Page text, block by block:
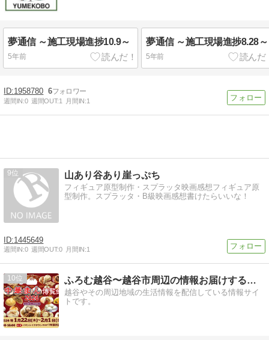
夢通信 ～施工現場進捗10.9～
5年前
夢通信 ～施工現場進捗8.28～
5年前
1958780 6
週間IN:0 週間OUT:1 月間IN:1
9 山あり谷あり崖っぷち
フィギュア原型制作・スプラッタ映画感想フィギュア原
型制作。スプラッタ・B級映画感想書けたらいいな！
1445649
週間IN:0 週間OUT:0 月間IN:1
10 ふろむ越谷〜越谷市周辺の情報お届けするＷＥＢメディア〜
越谷やその周辺地域の生活情報を配信している情報サイ
トです。